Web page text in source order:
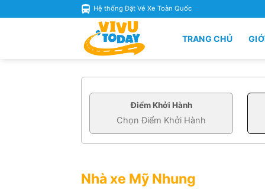
to
Hệ thống Đặt Vé Xe Toàn Quốc
TRANG CHỦ
Điểm Khởi Hành
Nhà xe Mỹ Nhung